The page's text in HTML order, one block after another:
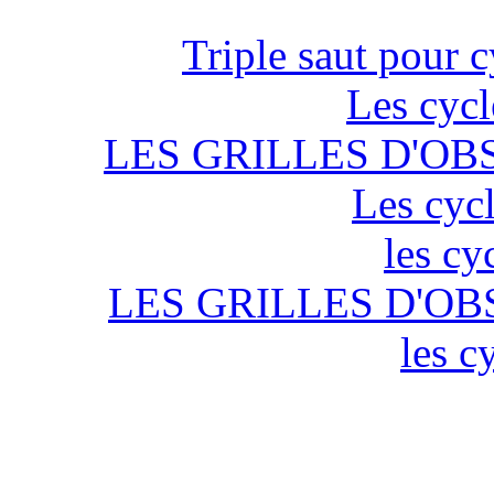
Triple saut pour
Les
LES GRILLES
Les
les
LES GRILLES
les